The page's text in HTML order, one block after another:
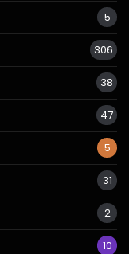
5
306
38
47
5
31
2
10